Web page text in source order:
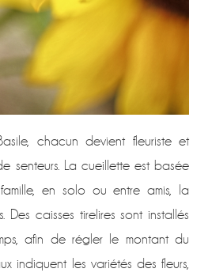
chacun devient fleuriste et
senteurs. La cueillette est basée
en solo ou entre amis, la
caisses tirelires sont installés
afin de régler le montant du
indiquent les variétés des fleurs,